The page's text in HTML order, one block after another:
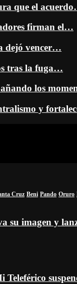
que el
firman el…
dejó vencer…
tras la fuga…
los
y
Cruz Beni Pando Oruro
su imagen y